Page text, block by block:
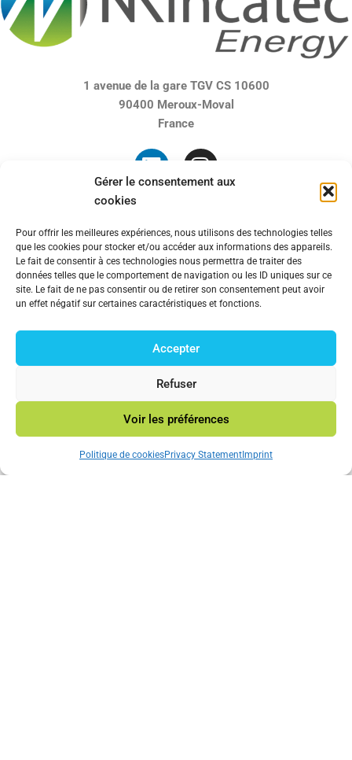
Gérer le consentement aux
cookies
Pour offrir les meilleures expériences, nous utilisons des technologies telles
que les cookies pour stocker et/ou accéder aux informations des appareils.
Le fait de consentir à ces technologies nous permettra de traiter des
données telles que le comportement de navigation ou les ID uniques sur ce
site. Le fait de ne pas consentir ou de retirer son consentement peut avoir
un effet négatif sur certaines caractéristiques et fonctions.
Accepter
Refuser
Voir les préférences
Politique de cookiesPrivacy Statement Imprint
1 avenue de la gare TGV CS 10600
90400 Meroux-Moval
France
Rechercher
Neve